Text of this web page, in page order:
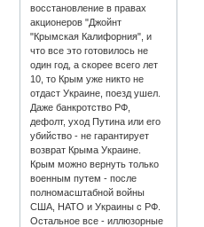
восстановление в правах
акционеров "Джойнт
"Крымская Калифорния", и
что все это готовилось не
один год, а скорее всего лет
10, то Крым уже никто не
отдаст Украине, поезд ушел.
Даже банкротство РФ,
дефолт, уход Путина или его
убийство - не гарантирует
возврат Крыма Украине.
Крым можно вернуть только
военным путем - после
полномасштабной войны
США, НАТО и Украины с РФ.
Остальное все - иллюзорные